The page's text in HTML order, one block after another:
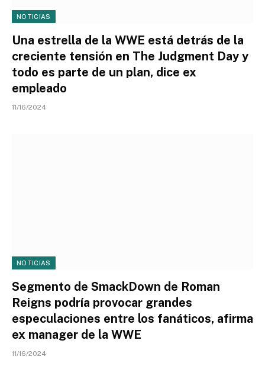
NOTICIAS
Una estrella de la WWE está detrás de la
creciente tensión en The Judgment Day y
todo es parte de un plan, dice ex
empleado
11/16/2024
NOTICIAS
Segmento de SmackDown de Roman
Reigns podría provocar grandes
especulaciones entre los fanáticos, afirma
ex manager de la WWE
11/16/2024